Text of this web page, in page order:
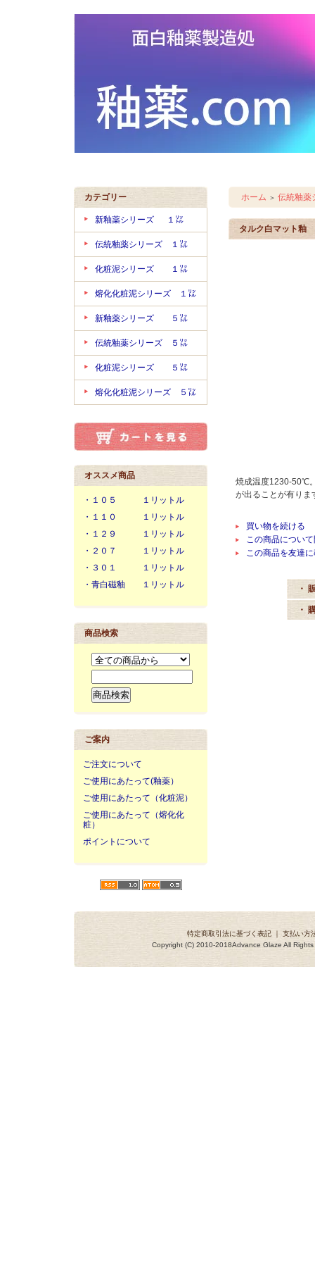
カテゴリー
新釉薬シリーズ １㍑
伝統釉薬シリーズ １㍑
化粧泥シリーズ １㍑
熔化化粧泥シリーズ １㍑
新釉薬シリーズ ５㍑
伝統釉薬シリーズ ５㍑
化粧泥シリーズ ５㍑
熔化化粧泥シリーズ ５㍑
オススメ商品
・１０５ １リットル
・１１０ １リットル
・１２９ １リットル
・２０７ １リットル
・３０１ １リットル
・青白磁釉 １リットル
商品検索
ご案内
ご注文について
ご使用にあたって(釉薬）
ご使用にあたって（化粧泥）
ご使用にあたって（熔化化
粧）
ポイントについて
ホーム ＞ 伝統釉
タルク白マット
焼成温度1230-50℃
が出ることが有りま
買い物を続ける
この商品につい
この商品を友達
・
・
特定商取引法に基づく表記 ｜ 支払い方
Copyright (C) 2010-2018Advance Glaze All